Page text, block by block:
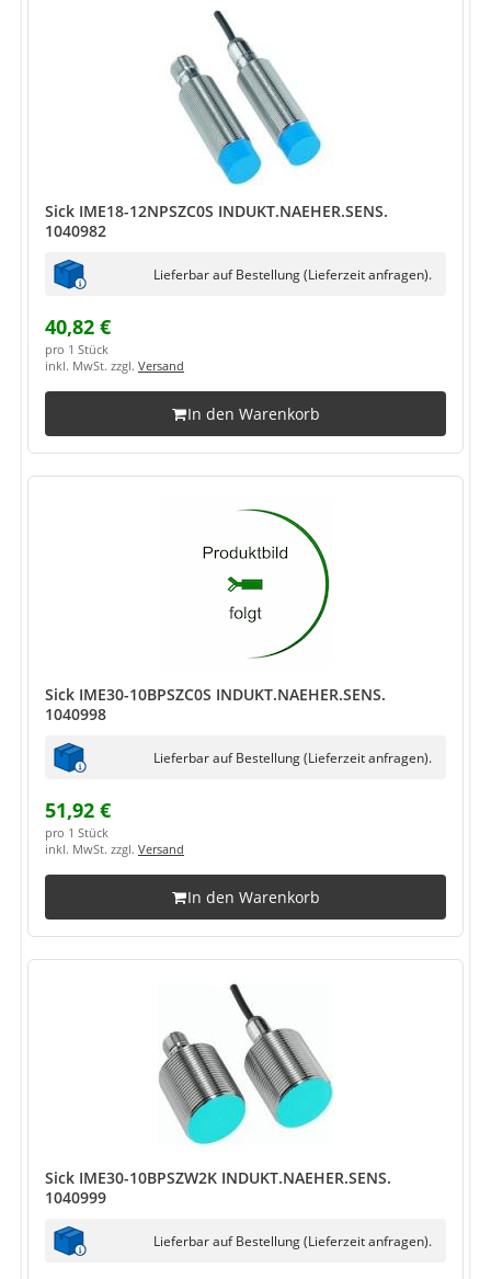
Sick IME18-12NPSZC0S INDUKT.NAEHER.SENS.
1040982
Lieferbar auf Bestellung (Lieferzeit anfragen).
40,82 €
pro 1 Stück
inkl. MwSt. zzgl. Versand
In den Warenkorb
Sick IME30-10BPSZC0S INDUKT.NAEHER.SENS.
1040998
Lieferbar auf Bestellung (Lieferzeit anfragen).
51,92 €
pro 1 Stück
inkl. MwSt. zzgl. Versand
In den Warenkorb
Sick IME30-10BPSZW2K INDUKT.NAEHER.SENS.
1040999
Lieferbar auf Bestellung (Lieferzeit anfragen).